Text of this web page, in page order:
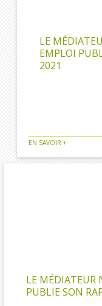
LE
EMPLOI
2021
EN SAVOIR +
LE MÉDIATEUR
PUBLIE SON